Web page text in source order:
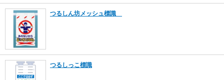
つるしん坊メッシュ標識
つるしっこ標識